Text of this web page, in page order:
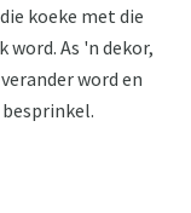
koeke met die
word. As 'n dekor,
word en